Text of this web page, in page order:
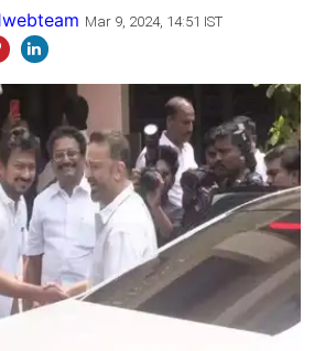
Mar 9, 2024, 14:51 IST